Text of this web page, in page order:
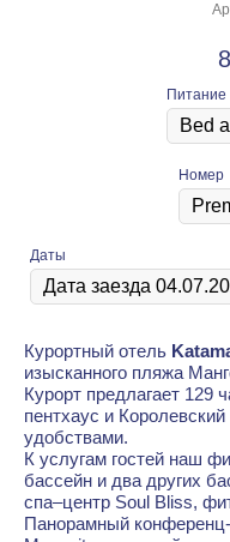
Питание
Номер
Даты
Курортный отель
изысканного пляжа
Курорт предлагает 129
пентхаус и
удобствами.
К услугам гостей наш
бассейн и два других
спа–центр Soul Bliss,
Панорамный